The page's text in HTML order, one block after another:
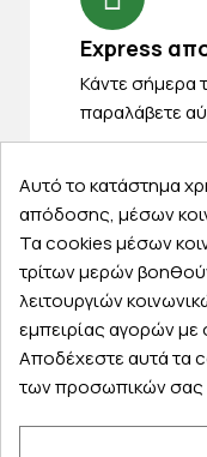
Express
Κάντε σήμερα
παραλάβετε
Εξυπηρέτηση
Λογαριασμός
Τα αγαπημένα μου
Τρόποι
Αυτό το κατάστημα
απόδοσης, μέσων
Τα cookies μέσων
τρίτων μερών
λειτουργιών
εμπειρίας αγορών με
Αποδέχεστε αυτά τα
των προσωπικών